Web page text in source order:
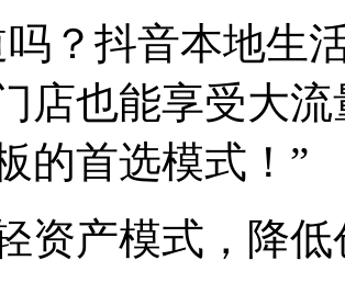
吗？抖音本地生
店也能享受大
的首选模式！”
资产模式，降